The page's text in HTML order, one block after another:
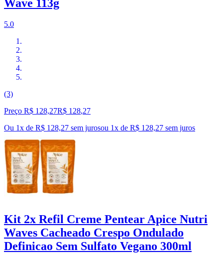
Wave 113g
5.0
(3)
Preço R$ 128,27R$ 128,27
Ou 1x de R$ 128,27 sem jurosou 1x de R$ 128,27 sem juros
Kit 2x Refil Creme Pentear Apice Nutri
Waves Cacheado Crespo Ondulado
Definicao Sem Sulfato Vegano 300ml